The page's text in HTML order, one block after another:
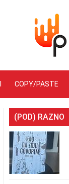
COPY/PASTE
(POD) RAZNO